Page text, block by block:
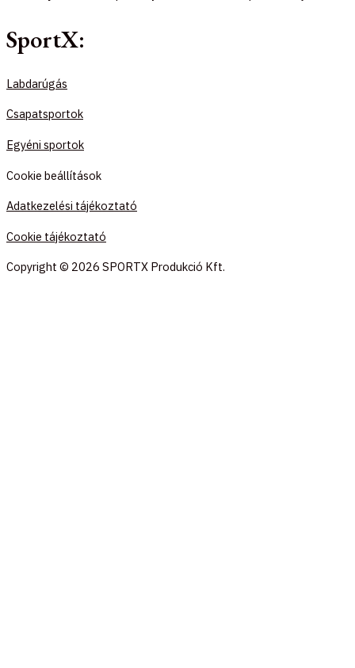
SportX:
Labdarúgás
Csapatsportok
Egyéni sportok
Cookie beállítások
Adatkezelési tájékoztató
Cookie tájékoztató
Copyright © 2026 SPORTX Produkció Kft.